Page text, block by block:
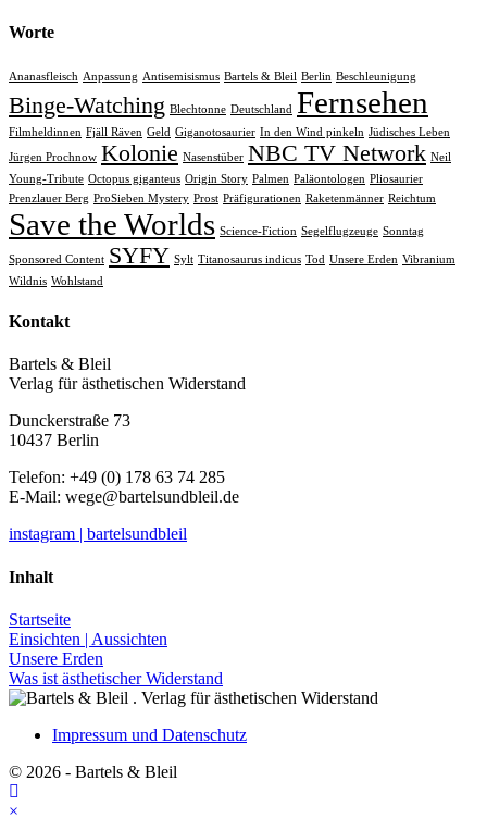
Worte
Ananasfleisch Anpassung Antisemisismus Bartels & Bleil Berlin Beschleunigung
Binge-Watching Blechtonne Deutschland Fernsehen
Filmheldinnen Fjäll Räven Geld Giganotosaurier In den Wind pinkeln Jüdisches Leben
Jürgen Prochnow Kolonie Nasenstüber NBC TV Network Neil
Young-Tribute Octopus giganteus Origin Story Palmen Paläontologen Pliosaurier
Prenzlauer Berg ProSieben Mystery Prost Präfigurationen Raketenmänner Reichtum
Save the Worlds Science-Fiction Segelflugzeuge Sonntag
Sponsored Content SYFY Sylt Titanosaurus indicus Tod Unsere Erden Vibranium
Wildnis Wohlstand
Kontakt
Bartels & Bleil
Verlag für ästhetischen Widerstand
Dunckerstraße 73
10437 Berlin
Telefon: +49 (0) 178 63 74 285
E-Mail: wege@bartelsundbleil.de
instagram | bartelsundbleil
Inhalt
Startseite
Einsichten | Aussichten
Unsere Erden
Was ist ästhetischer Widerstand
Impressum und Datenschutz
© 2026 - Bartels & Bleil
×